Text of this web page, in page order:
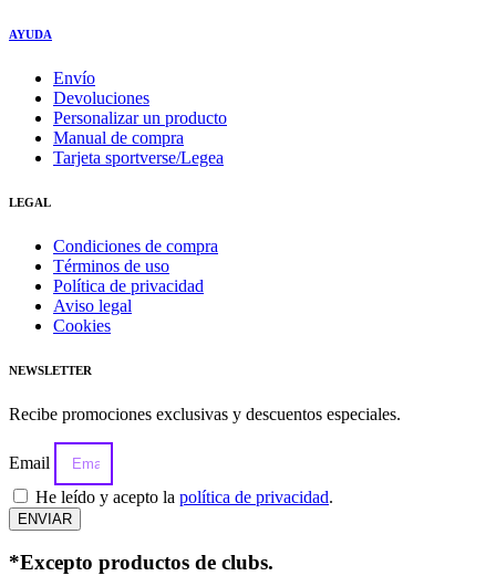
AYUDA
Envío
Devoluciones
Personalizar un producto
Manual de compra
Tarjeta sportverse/Legea
LEGAL
Condiciones de compra
Términos de uso
Política de privacidad
Aviso legal
Cookies
NEWSLETTER
Recibe promociones exclusivas y descuentos especiales.
Email
He leído y acepto la política de privacidad.
ENVIAR
*Excepto productos de clubs.